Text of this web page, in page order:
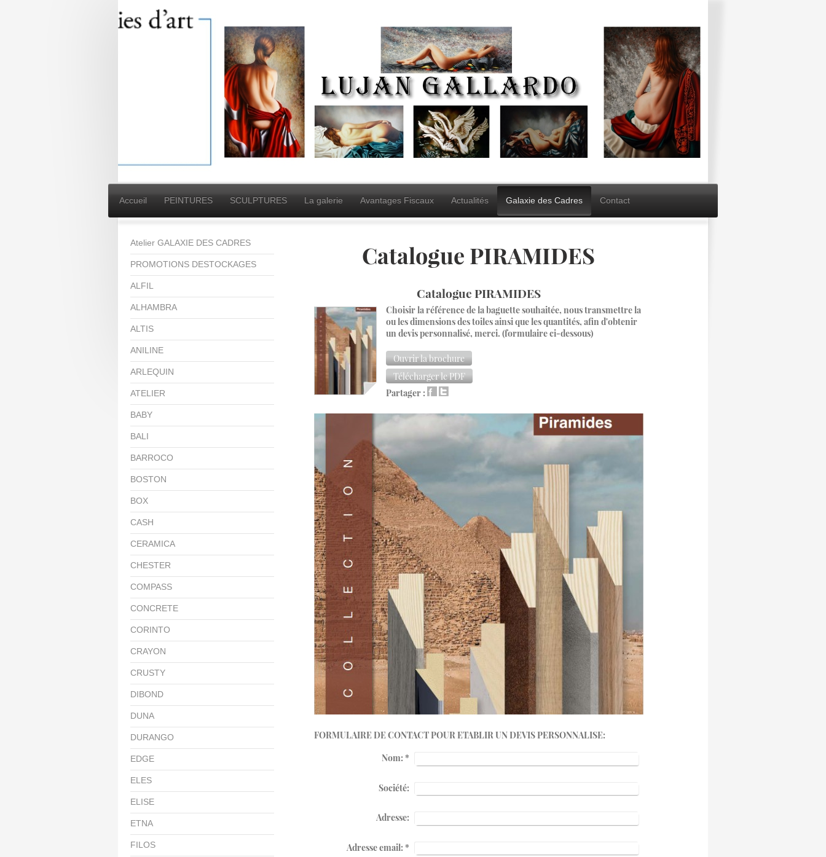
Accueil PEINTURES SCULPTURES La galerie Avantages Fiscaux Actualités Galaxie des Cadres Contact
Catalogue PIRAMIDES
Catalogue PIRAMIDES
Choisir la référence de la baguette souhaitée, nous transmettre la
ou les dimensions des toiles ainsi que les quantités, afin d'obtenir
un devis personnalisé, merci. (formulaire ci-dessous)
Ouvrir la brochure
Télécharger le PDF
Partager :
FORMULAIRE DE CONTACT POUR ETABLIR UN DEVIS PERSONNALISE:
Nom: *
Société:
Adresse:
Adresse email: *
Atelier GALAXIE DES CADRES
PROMOTIONS DESTOCKAGES
ALFIL
ALHAMBRA
ALTIS
ANILINE
ARLEQUIN
ATELIER
BABY
BALI
BARROCO
BOSTON
BOX
CASH
CERAMICA
CHESTER
COMPASS
CONCRETE
CORINTO
CRAYON
CRUSTY
DIBOND
DUNA
DURANGO
EDGE
ELES
ELISE
ETNA
FILOS